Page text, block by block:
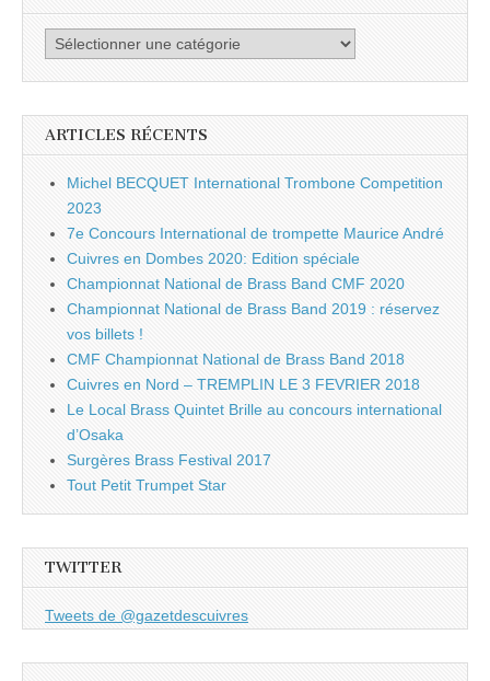
Catégories
ARTICLES RÉCENTS
Michel BECQUET International Trombone Competition
2023
7e Concours International de trompette Maurice André
Cuivres en Dombes 2020: Edition spéciale
Championnat National de Brass Band CMF 2020
Championnat National de Brass Band 2019 : réservez
vos billets !
CMF Championnat National de Brass Band 2018
Cuivres en Nord – TREMPLIN LE 3 FEVRIER 2018
Le Local Brass Quintet Brille au concours international
d’Osaka
Surgères Brass Festival 2017
Tout Petit Trumpet Star
TWITTER
Tweets de @gazetdescuivres